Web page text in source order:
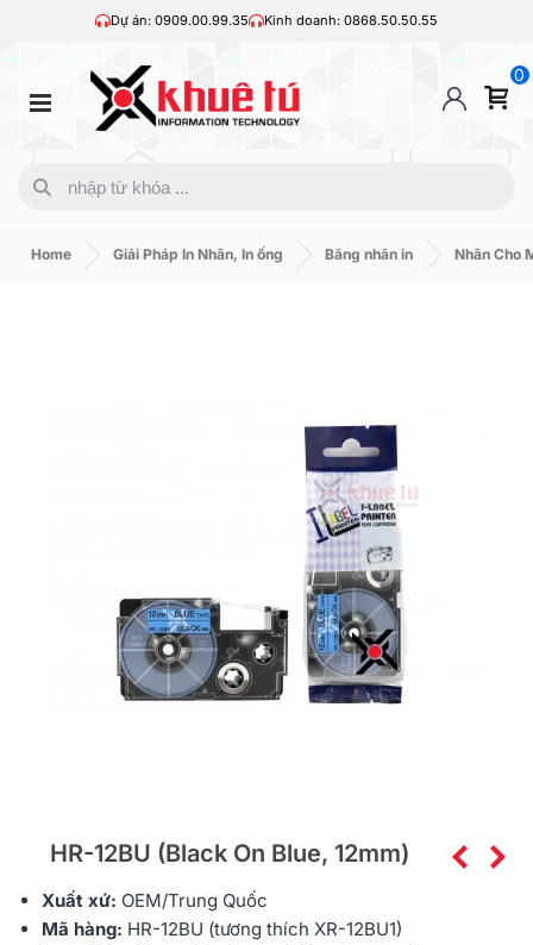
Dự án: 0909.00.99.35 Kinh doanh: 0868.50.50.55
0
Home Giải Pháp In Nhãn, In ống Băng nhãn in Nhãn Cho
HR-12BU (Black On Blue, 12mm)
Xuất xứ: OEM/Trung Quốc
Mã hàng: HR-12BU (tương thích XR-12BU1)